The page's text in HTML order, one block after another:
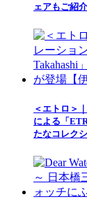
ェアもご紹
＜エトロ＞
による「
たなコレク